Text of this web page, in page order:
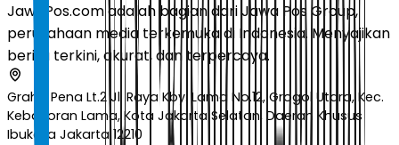
JawaPos.com adalah bagian dari Jawa Pos Group,
perusahaan media terkemuka di Indonesia. Menyajikan
berita terkini, akurat, dan terpercaya.
Graha Pena Lt.2 Jl. Raya Kby. Lama No.12, Grogol Utara, Kec.
Kebayoran Lama, Kota Jakarta Selatan, Daerah Khusus
Ibukota Jakarta 12210